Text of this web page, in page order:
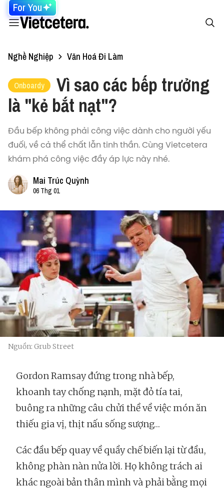
For You
Nghề Nghiệp Văn Hoá Đi Làm
Onboardy
Vì sao các bếp trưởng
là "kẻ bắt nạt"?
Đầu bếp không phải công việc dành cho người yếu
đuối, về cả thể chất lẫn tinh thần. Cùng Vietcetera
khám phá công việc đầy áp lực này nhé.
Mai Trúc Quỳnh
06 Thg 01
Nguồn: Grub Street
Gordon Ramsay đứng trong nhà bếp,
khoanh tay chống nạnh, mặt đỏ tía tai,
buông ra những câu chửi thề về việc món ăn
thiếu gia vị, thịt nấu sống sượng…
Các đầu bếp quay về quầy chế biến lại từ đầu,
không phàn nàn nửa lời. Họ không trách ai
khác ngoài bản thân mình và phải bằng mọi